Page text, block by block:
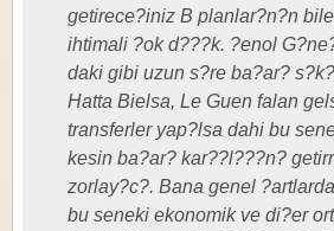
getirece?iniz B planlar?n?n
ihtimali ?ok d???k. ?enol
daki gibi uzun s?re ba?ar?
Hatta Bielsa, Le Guen falan
transferler yap?lsa dahi bu
kesin ba?ar? kar??l???n?
zorlay?c?. Bana genel
bu seneki ekonomik ve di?er